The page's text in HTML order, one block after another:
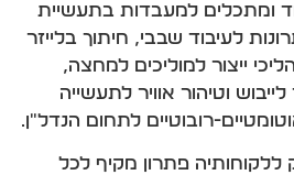
ומתכלים למעבדות בתעשיית
לעיבוד שבבי, חיתוך בלייזר
ייצור למוליכים למחצה,
וטיהור אוויר לתעשייה
רובוטיים לתחום הנדל"ן.
פתרון מקיף לכל